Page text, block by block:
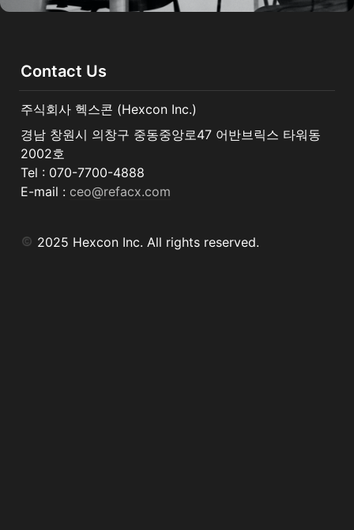
Contact Us
주식회사 헥스콘 (Hexcon Inc.)
경남 창원시 의창구 중동중앙로47 어반브릭스 타워동
2002호
Tel : 070-7700-4888
E-mail : ceo@refacx.com
2025 Hexcon Inc. All rights reserved.